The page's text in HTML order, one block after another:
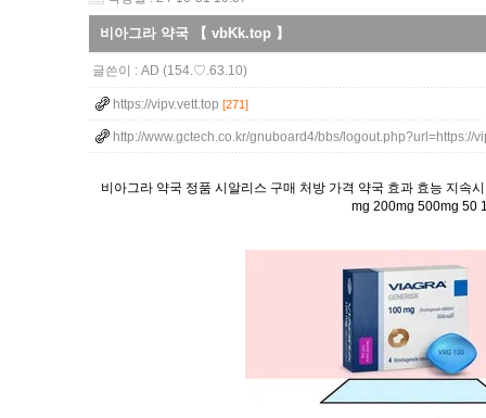
비아그라 약국 【 vbKk.top 】
글쓴이 : AD (154.♡.63.10)
https://vipv.vett.top [271]
http://www.gctech.co.kr/gnuboard4/bbs/logout.php?url=https://
비아그라 약국 정품 시알리스 구매 처방 가격 약국 효과 효능 지
mg 200mg 500mg 50